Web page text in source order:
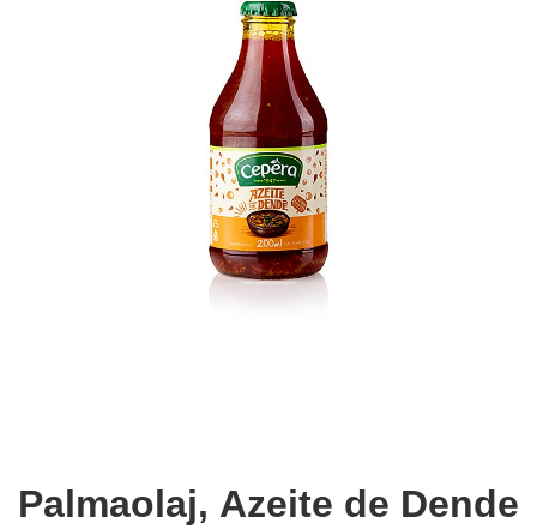
Palmaolaj, Azeite de Dende